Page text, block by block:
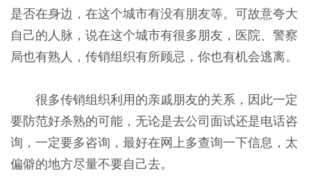
是否在身边，在这个城市有没有朋友等。可故意夸大
自己的人脉，说在这个城市有很多朋友，医院、警察
局也有熟人，传销组织有所顾忌，你也有机会逃离。
很多传销组织利用的亲戚朋友的关系，因此一定
要防范好杀熟的可能，无论是去公司面试还是电话咨
询，一定要多咨询，最好在网上多查询一下信息，太
偏僻的地方尽量不要自己去。